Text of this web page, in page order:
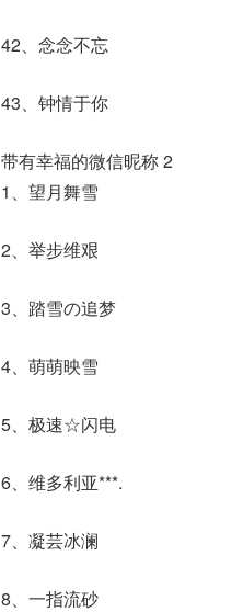
42、念念不忘
43、钟情于你
带有幸福的微信昵称 2
1、望月舞雪
2、举步维艰
3、踏雪の追梦
4、萌萌映雪
5、极速☆闪电
6、维多利亚***.
7、凝芸冰澜
8、一指流砂